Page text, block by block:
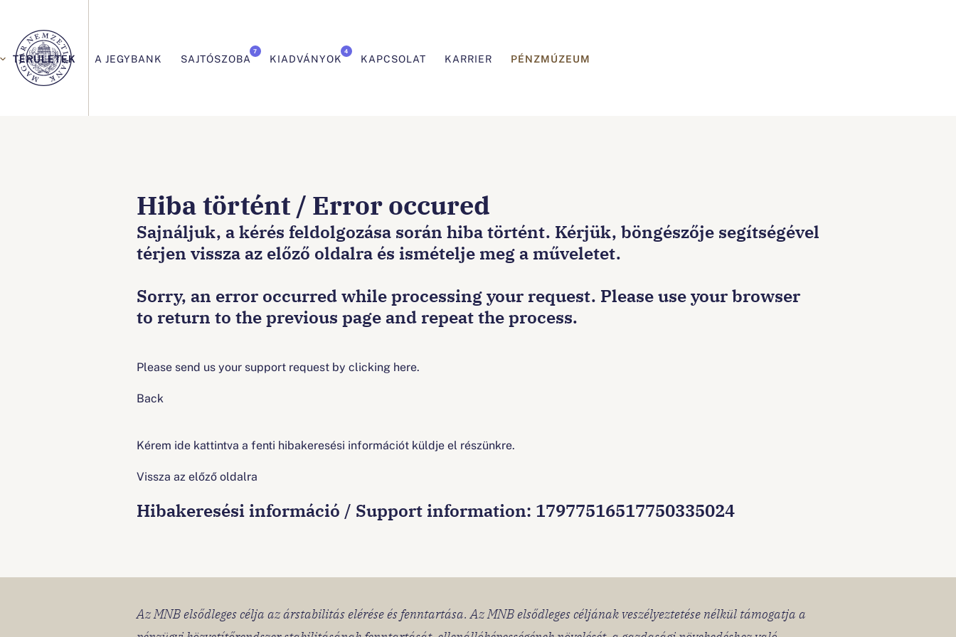
navigáció
TERÜLETEK A JEGYBANK SAJTÓSZOBA
7
KIADVÁNYOK
4
KAPCSOLAT KARRIER PÉNZMÚZEUM
van:Főoldal
Hiba történt / Error occured
Sajnáljuk, a kérés feldolgozása során hiba történt. Kérjük, böngészője segítségével
térjen vissza az előző oldalra és ismételje meg a műveletet.
Sorry, an error occurred while processing your request. Please use your browser
to return to the previous page and repeat the process.
Please send us your support request by clicking here.
Back
Kérem ide kattintva a fenti hibakeresési információt küldje el részünkre.
Vissza az előző oldalra
Hibakeresési információ / Support information: 17977516517750335024
Az MNB elsődleges célja az árstabilitás elérése és fenntartása. Az MNB elsődleges céljának veszélyeztetése nélkül támogatja a